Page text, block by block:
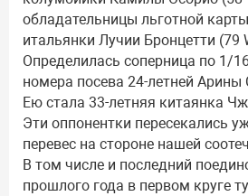
обладательницы льготной
итальянки Лучии Бронцетти (79
Определилась соперница по 1/
номера посева 24-летней Арины
Ею стала 33-летняя китаянка
Эти оппонентки пересекались
перевес на стороне нашей
В том числе и последний
прошлого года в первом круге